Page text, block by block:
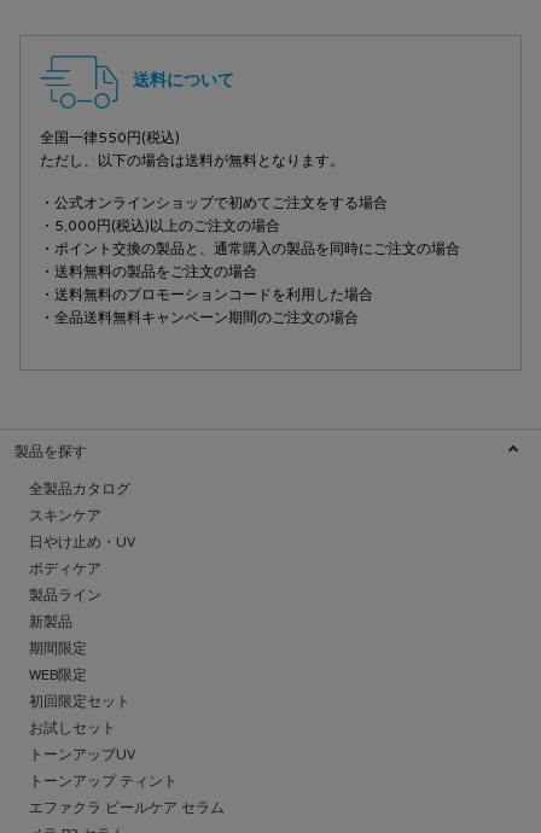
送料について
全国一律550円(税込)
ただし、以下の場合は送料が無料となります。
・公式オンラインショップで初めてご注文をする場合
・5,000円(税込)以上のご注文の場合
・ポイント交換の製品と、通常購入の製品を同時にご注文の場合
・送料無料の製品をご注文の場合
・送料無料のプロモーションコードを利用した場合
・全品送料無料キャンペーン期間のご注文の場合
製品を探す
全製品カタログ
スキンケア
日やけ止め・UV
ボディケア
製品ライン
新製品
期間限定
WEB限定
初回限定セット
お試しセット
トーンアップUV
トーンアップ ティント
エファクラ ピールケア セラム